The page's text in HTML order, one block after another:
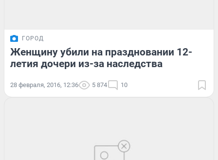
ГОРОД
Женщину убили на праздновании 12-
летия дочери из-за наследства
28 февраля, 2016, 12:36 5 874 10